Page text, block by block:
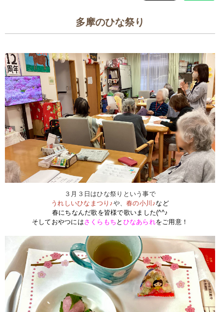
多摩のひな祭り
３月３日はひな祭りという事で
うれしいひなまつり♪や、春の小川♪など
春にちなんだ歌を皆様で歌いました(^^♪
そしておやつにはさくらもち と ひなあられをご用意！